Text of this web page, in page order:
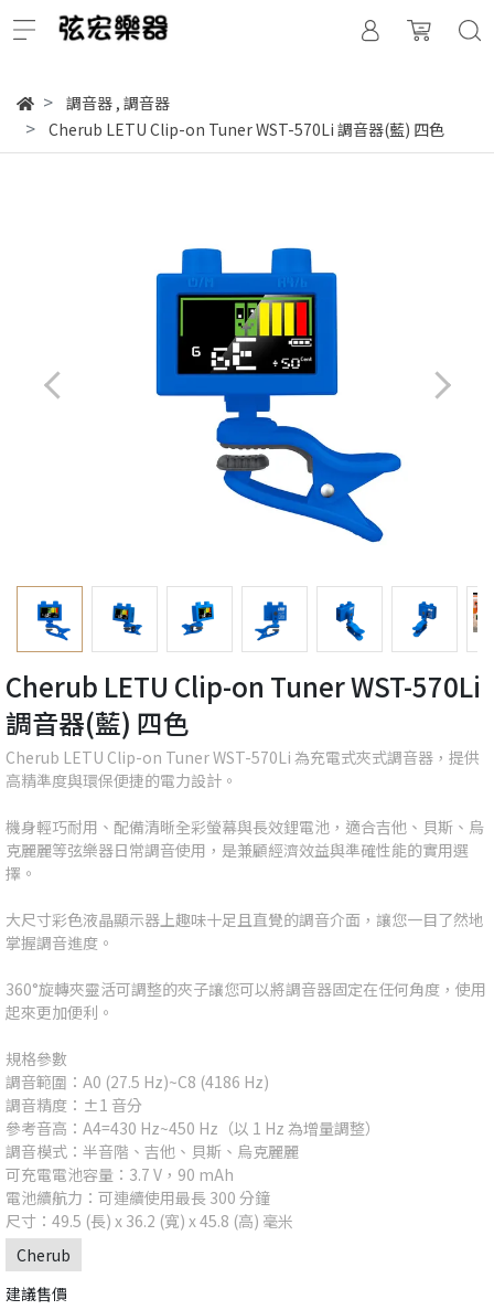
調音器, 調音器
Cherub LETU Clip-on Tuner WST-570Li 調音器(藍) 四色
Cherub LETU Clip-on Tuner WST-570Li
調音器(藍) 四色
Cherub LETU Clip-on Tuner WST-570Li 為充電式夾式調音器，提供
高精準度與環保便捷的電力設計。
機身輕巧耐用、配備清晰全彩螢幕與長效鋰電池，適合吉他、貝斯、烏
克麗麗等弦樂器日常調音使用，是兼顧經濟效益與準確性能的實用選
擇。
大尺寸彩色液晶顯示器上趣味十足且直覺的調音介面，讓您一目了然地
掌握調音進度。
360°旋轉夾靈活可調整的夾子讓您可以將調音器固定在任何角度，使用
起來更加便利。
規格參數
調音範圍：A0 (27.5 Hz)~C8 (4186 Hz)
調音精度：±1 音分
參考音高：A4=430 Hz~450 Hz（以 1 Hz 為增量調整）
調音模式：半音階、吉他、貝斯、烏克麗麗
可充電電池容量：3.7 V，90 mAh
電池續航力：可連續使用最長 300 分鐘
尺寸：49.5 (長) x 36.2 (寬) x 45.8 (高) 毫米
Cherub
建議售價